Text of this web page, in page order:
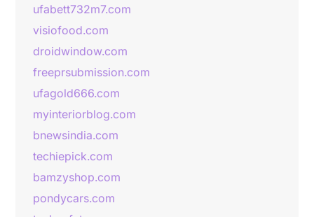
ufabett732m7.com
visiofood.com
droidwindow.com
freeprsubmission.com
ufagold666.com
myinteriorblog.com
bnewsindia.com
techiepick.com
bamzyshop.com
pondycars.com